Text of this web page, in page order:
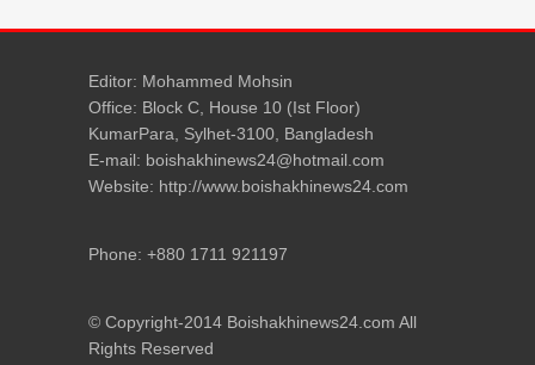
Editor: Mohammed Mohsin
Office: Block C, House 10 (Ist Floor)
KumarPara, Sylhet-3100, Bangladesh
E-mail: boishakhinews24@hotmail.com
Website: http://www.boishakhinews24.com
Phone: +880 1711 921197
© Copyright-2014 Boishakhinews24.com All
Rights Reserved